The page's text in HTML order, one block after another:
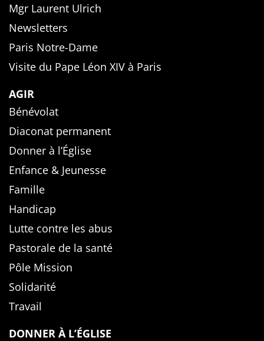
Mgr Laurent Ulrich
Newsletters
Paris Notre-Dame
Visite du Pape Léon XIV à Paris
AGIR
Bénévolat
Diaconat permanent
Donner à l’Église
Enfance & Jeunesse
Famille
Handicap
Lutte contre les abus
Pastorale de la santé
Pôle Mission
Solidarité
Travail
DONNER À L’ÉGLISE